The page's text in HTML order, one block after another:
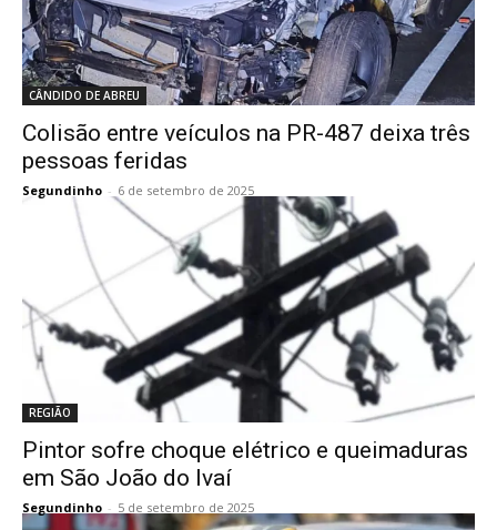
CÂNDIDO DE ABREU
Colisão entre veículos na PR-487 deixa três
pessoas feridas
Segundinho - 6 de setembro de 2025
REGIÃO
Pintor sofre choque elétrico e queimaduras
em São João do Ivaí
Segundinho - 5 de setembro de 2025